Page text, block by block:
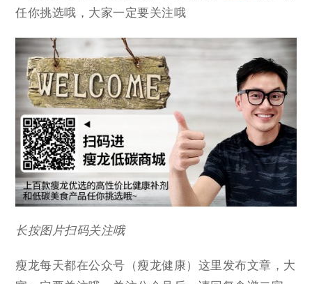
任你挑选哦，大家一定要关注哦
长按图片扫码关注哦
瘦龙每天都在公众号（瘦龙健康）这里发布文章，大